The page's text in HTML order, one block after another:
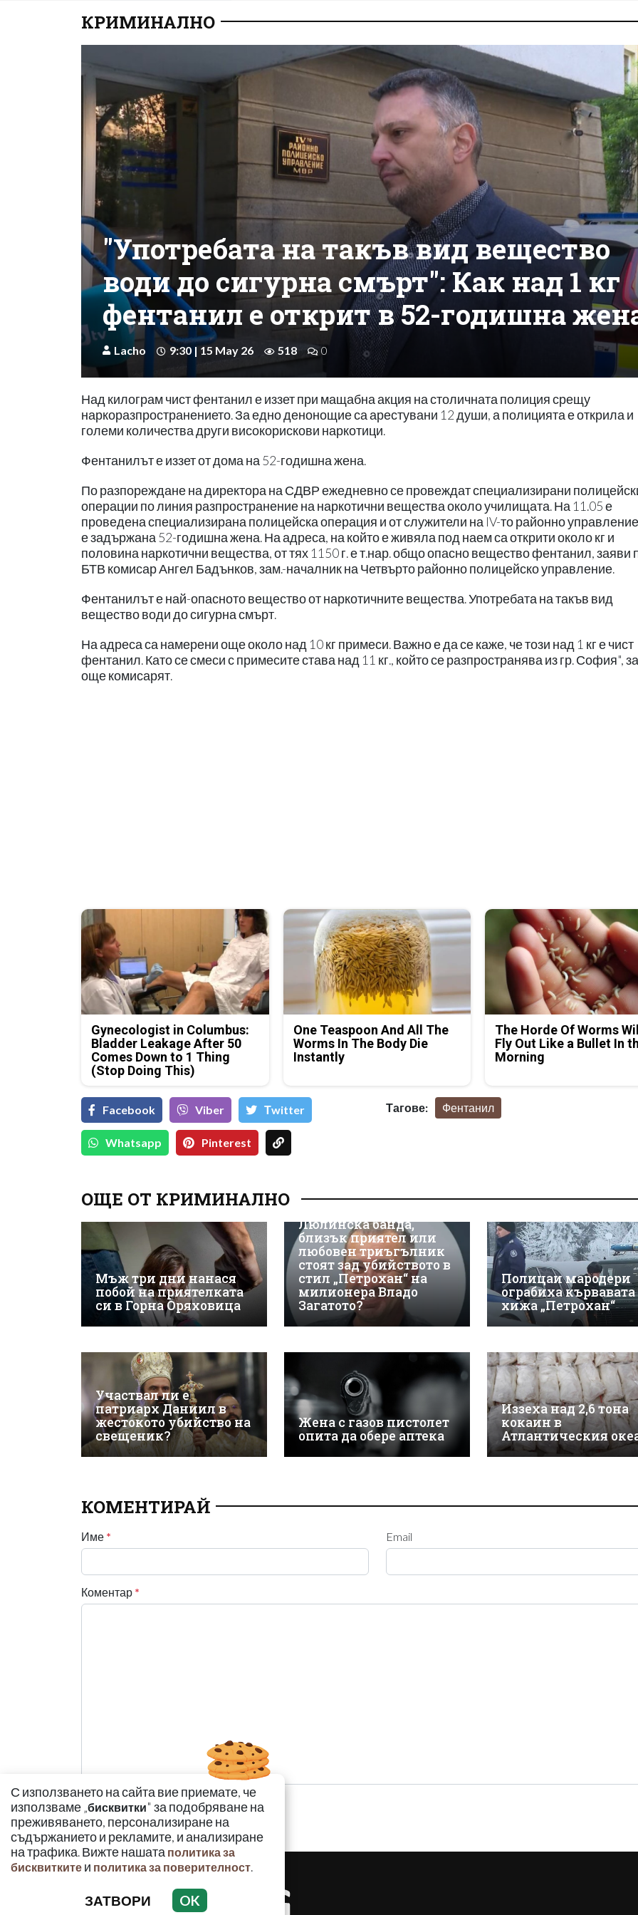
КРИМИНАЛНО
"Употребата на такъв вид вещество
води до сигурна смърт": Как над 1 кг
фентанил е открит в 52-годишна
Lacho 9:30 | 15 May 26 518 0
Над килограм чист фентанил е иззет при мащабна акция на столичната полиция срещу
наркоразпространението. За едно денонощие са арестувани 12 души, а полицията е открила и
големи количества други високорискови наркотици.
Фентанилът е иззет от дома на 52-годишна жена.
По разпореждане на директора на СДВР ежедневно се провеждат специализирани
операции по линия разпространение на наркотични вещества около училищата. На 11.05 е
проведена специализирана полицейска операция и от служители на IV-то районно
е задържана 52-годишна жена. На адреса, на който е живяла под наем са открити около кг и
половина наркотични вещества, от тях 1150 г. е т.нар. общо опасно вещество фентанил, заяви
БТВ комисар Ангел Бадънков, зам.-началник на Четвърто районно полицейско управление.
Фентанилът е най-опасното вещество от наркотичните вещества. Употребата на такъв вид
вещество води до сигурна смърт.
На адреса са намерени още около над 10 кг примеси. Важно е да се каже, че този над 1 кг е чист
фентанил. Като се смеси с примесите става над 11 кг., който се разпространява из гр. София",
още комисарят.
Gynecologist in Columbus:
Bladder Leakage After 50
Comes Down to 1 Thing
(Stop Doing This)
One Teaspoon And All The
Worms In The Body Die
Instantly
The Horde Of Worms
Fly Out Like a Bullet In
Morning
Facebook Viber Тwitter
Whatsapp Pinterest
Тагове: Фентанил
ОЩЕ ОТ КРИМИНАЛНО
Мъж три дни нанася
побой на приятелката
си в Горна Оряховица
Люлинска банда,
близък приятел или
любовен триъгълник
стоят зад убийството в
стил „Петрохан“ на
милионера Владо
Загатото?
Полицаи мародери
ограбиха кървавата
хижа „Петрохан“
Участвал ли е
патриарх Даниил в
жестокото убийство на
свещеник?
Жена с газов пистолет
опита да обере аптека
Иззеха над 2,6 тона
кокаин в
Атлантическия
КОМЕНТИРАЙ
Име * Email
Коментар *
С използването на сайта вие приемате, че
използваме „бисквитки" за подобряване на
преживяването, персонализиране на
съдържанието и рекламите, и анализиране
на трафика. Вижте нашата политика за
бисквитките и политика за поверителност.
ЗАТВОРИ OK